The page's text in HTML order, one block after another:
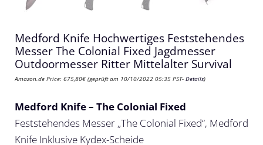
Medford Knife Hochwertiges Feststehendes
Messer The Colonial Fixed Jagdmesser
Outdoormesser Ritter Mittelalter Survival
Amazon.de Price: 675,80€ (geprüft am 10/10/2022 05:35 PST- Details)
Medford Knife – The Colonial Fixed
Feststehendes Messer „The Colonial Fixed“, Medford
Knife Inklusive Kydex-Scheide